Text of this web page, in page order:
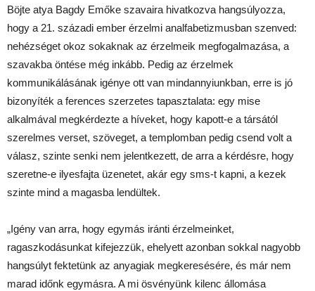
Böjte atya Bagdy Emőke szavaira hivatkozva hangsúlyozza,
hogy a 21. századi ember érzelmi analfabetizmusban szenved:
nehézséget okoz sokaknak az érzelmeik megfogalmazása, a
szavakba öntése még inkább. Pedig az érzelmek
kommunikálásának igénye ott van mindannyiunkban, erre is jó
bizonyíték a ferences szerzetes tapasztalata: egy mise
alkalmával megkérdezte a híveket, hogy kapott-e a társától
szerelmes verset, szöveget, a templomban pedig csend volt a
válasz, szinte senki nem jelentkezett, de arra a kérdésre, hogy
szeretne-e ilyesfajta üzenetet, akár egy sms-t kapni, a kezek
szinte mind a magasba lendültek.
„Igény van arra, hogy egymás iránti érzelmeinket,
ragaszkodásunkat kifejezzük, ehelyett azonban sokkal nagyobb
hangsúlyt fektetünk az anyagiak megkeresésére, és már nem
marad időnk egymásra. A mi ösvényünk kilenc állomása